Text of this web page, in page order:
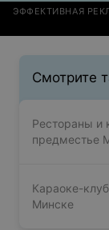
ЭФФЕКТИВНАЯ
Смотрите
Рестораны и
предместье
Караоке-
Минске